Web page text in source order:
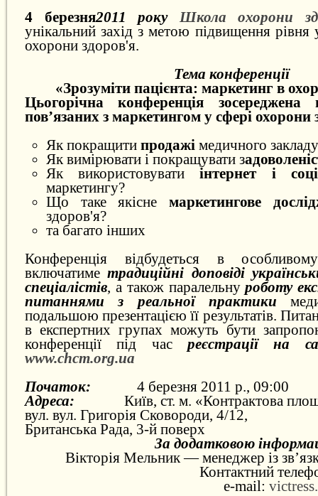
4 березня2011 року Школа охорони
унікальний захід з метою підвищення рівня
охорони здоров'я.
Тема конференції
«Зрозуміти пацієнта: маркетинг в
Цьогорічна конференція зосереджена
пов’язаних з маркетингом у сфері охорони
Як покращити продажі медичного
Як вимірювати і покращувати з
Як використовуватиінтернет і
маркетингу?
Що таке якісне маркетингове
здоров'я?
та багато інших
Конференція відбудеться в
включатиметрадиційні доповіді
спеціалістів, а також паралельнуроботу
питаннями з реальної практики
подальшою презентацією її результатів.
в експертних групах можуть бути
конференції під час реєстрації на
www.chcm.org.ua
Початок:
4 березня 2011 р., 09:00
Адреса:
Київ, ст. м. «Контрактова
вул. вул. Григорія Сковороди, 4/12,
Британська Рада, 3-й поверх
За додатковою
Вікторія Мельник —менеджер із
Контактний
e-mail: